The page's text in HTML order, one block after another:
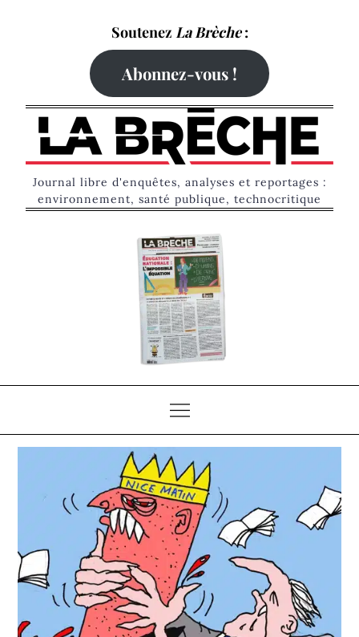
Soutenez La Brèche:
Abonnez-vous !
Journal libre d'enquêtes, analyses et reportages :
environnement, santé publique, technocritique